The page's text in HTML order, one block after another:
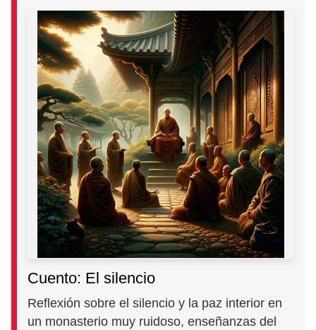
Cuento: El silencio
Reflexión sobre el silencio y la paz interior en
un monasterio muy ruidoso, enseñanzas del